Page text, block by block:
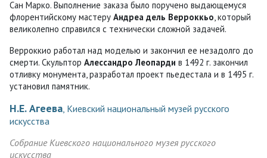
Сан Марко. Выполнение заказа было поручено выдающемуся
флорентийскому мастеру Андреа дель Верроккьо , который
великолепно справился с технически сложной задачей.
Верроккио работал над моделью и закончил ее незадолго до
смерти. Скульптор Алессандро Леопарди в 1492 г. закончил
отливку монумента, разработал проект пьедестала и в 1495 г.
установил памятник.
Н.Е. Агеева , Киевский национальный музей русского
искусства
Собрание Киевского национального музея русского
искусства